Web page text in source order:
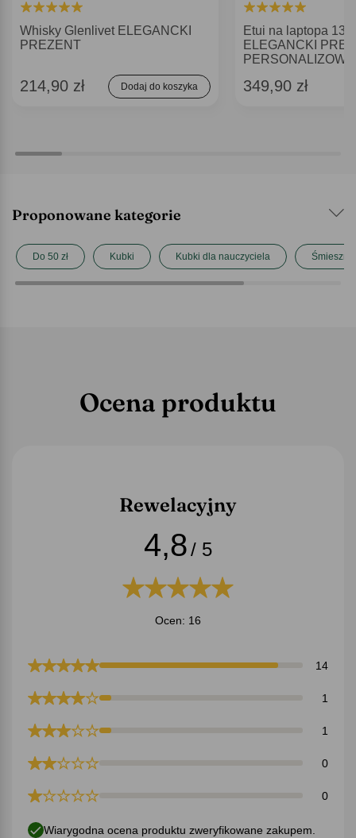
Whisky Glenlivet ELEGANCKI
PREZENT
214,90 zł Dodaj do koszyka
Etui na laptopa 13
ELEGANCKI
349,90 zł
Proponowane kategorie
Do 50 zł Kubki Kubki dla nauczyciela Śmieszne
Ocena produktu
Rewelacyjny
4,8/ 5
Ocen: 16
14
1
1
0
0
Wiarygodna ocena produktu zweryfikowane zakupem.